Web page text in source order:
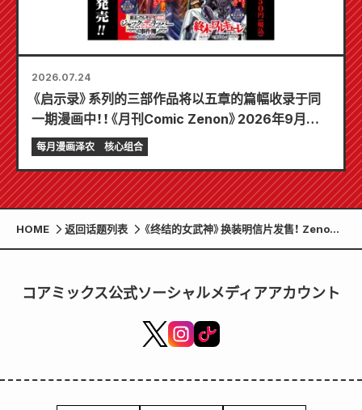
2026.07.24
《启示录》系列的三部作品将以五章的篇幅收录于同
一期漫画中！！《月刊Comic Zenon》2026年9月刊
将于7月24日发售！！
每月漫画泽农 核心组合
HOME 返回话题列表
《终结的女武神》换装明信片发售！ Zenon
店里正在陆续上架新产品。
コアミックス公式ソーシャルメディアアカウント